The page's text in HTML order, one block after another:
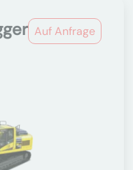
Auf Anfrage